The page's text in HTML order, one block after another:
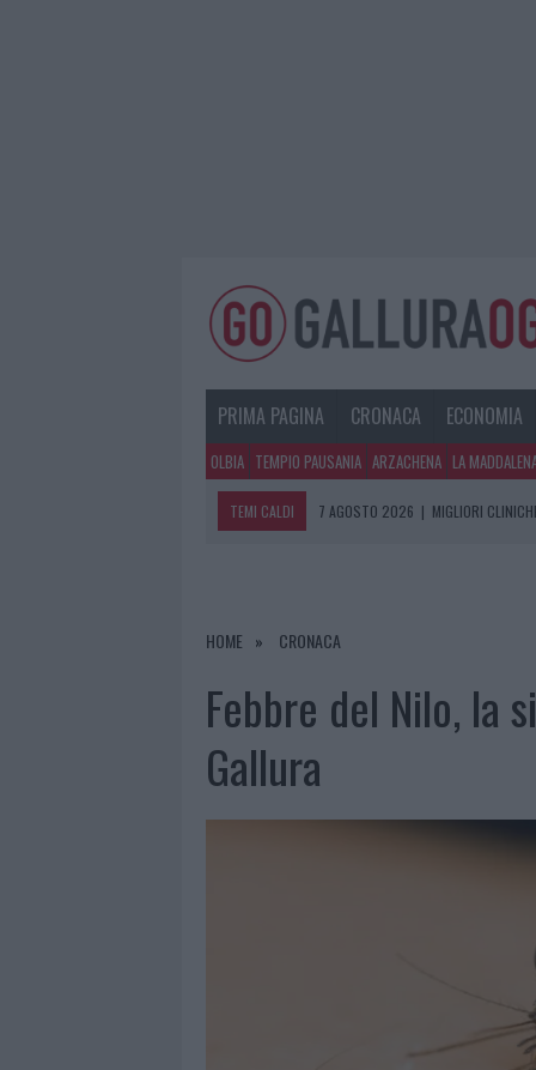
PRIMA PAGINA CRONACA ECONOMIA
OLBIA TEMPIO PAUSANIA ARZACHENA LA
TEMI CALDI 7 AGOSTO 2026 | MIGLIORI
7 AGOSTO 2026
|
7 AGOSTO 2026
| CONTROLLI ALL’AEROPORTO DI
HOME CRONACA
Febbre del Nilo, la
Gallura